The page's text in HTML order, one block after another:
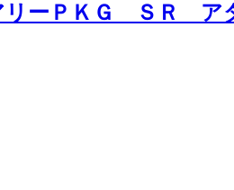
リーＰＫＧ ＳＲ ア